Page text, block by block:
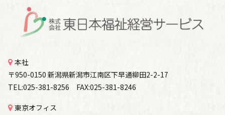
本社
〒950-0150 新潟県新潟市江南区下早通柳田2-2-17
TEL:025-381-8256 FAX:025-381-8246
東京オフィス